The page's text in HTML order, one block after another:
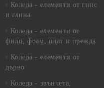
Коледа - елементи от гипс
и глина
Коледа - елементи от
филц, фоам, плат и прежда
Коледа - елементи от
дърво
Коледа - звънчета,